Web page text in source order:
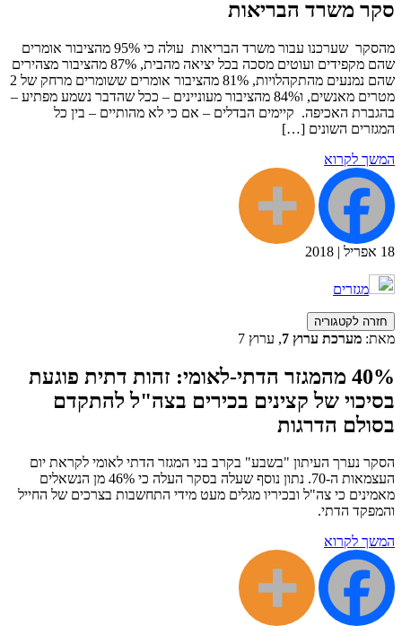
סקר משרד הבריאות
מהסקר שערכנו עבור משרד הבריאות עולה כי 95% מהציבור אומרים
שהם מקפידים ועוטים מסכה בכל יציאה מהבית, 87% מהציבור מצהירים
שהם נמנעים מהתקהלויות, 81% מהציבור אומרים ששומרים מרחק של 2
מטרים מאנשים, ו84% מהציבור מעוניינים – ככל שהדבר נשמע מפתיע –
בהגברת האכיפה. קיימים הבדלים – אם כי לא מהותיים – בין כל
המגזרים השונים […]
המשך לקרוא
18 אפריל |
2018
מגזרים
חזרה לקטגוריה
מאת: מערכת ערוץ 7 , ערוץ 7
40% מהמגזר הדתי-לאומי: זהות דתית פוגעת
בסיכוי של קצינים בכירים בצה"ל להתקדם
בסולם הדרגות
הסקר נערך העיתון "בשבע" בקרב בני המגזר הדתי לאומי לקראת יום
העצמאות ה-70. נתון נוסף שעלה בסקר העלה כי 46% מן הנשאלים
מאמינים כי צה"ל ובכיריו מגלים מעט מידי התחשבות בצרכים של החייל
והמפקד הדתי.
המשך לקרוא